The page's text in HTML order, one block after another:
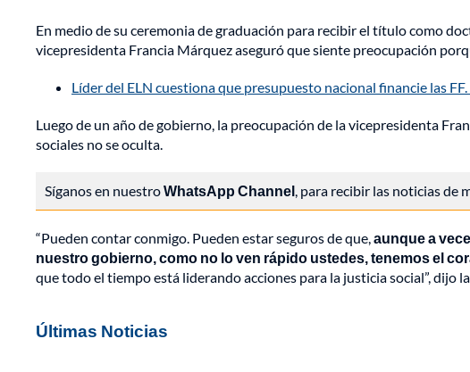
En medio de su ceremonia de graduación para recibir el título como
vicepresidenta Francia Márquez aseguró que siente preocupación
Líder del ELN cuestiona que presupuesto nacional financie las
Luego de un año de gobierno, la preocupación de la vicepresidenta
sociales no se oculta.
Síganos en nuestroWhatsApp Channel, para recibir las noticias de
“Pueden contar conmigo. Pueden estar seguros de que,aunque a
nuestro gobierno, como no lo ven rápido ustedes, tenemos el
que todo el tiempo está liderando acciones para la justicia social”, dijo
Últimas Noticias